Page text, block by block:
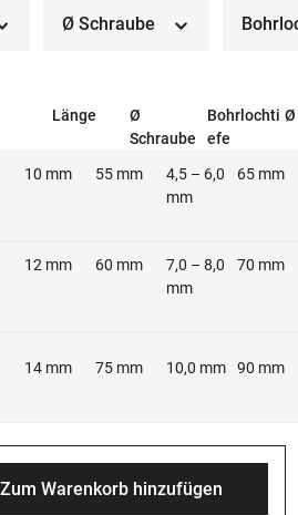
Ø Schraube
Länge
Ø
Schraube
Bohrlochti
efe
Ø
10 mm 55 mm
4,5 – 6,0
mm
65 mm
12 mm 60 mm
7,0 – 8,0
mm
70 mm
14 mm 75 mm 10,0 mm 90 mm
Zum Warenkorb hinzufügen